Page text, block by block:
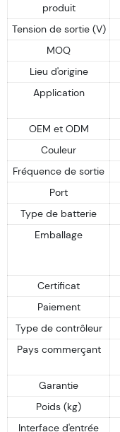
produit
Tension de sortie (V)
MOQ
Lieu d'origine
Application
OEM et ODM
Couleur
Fréquence de sortie
Port
Type de batterie
Emballage
Certificat
Paiement
Type de contrôleur
Pays commerçant
Garantie
Poids (kg)
Interface d'entrée